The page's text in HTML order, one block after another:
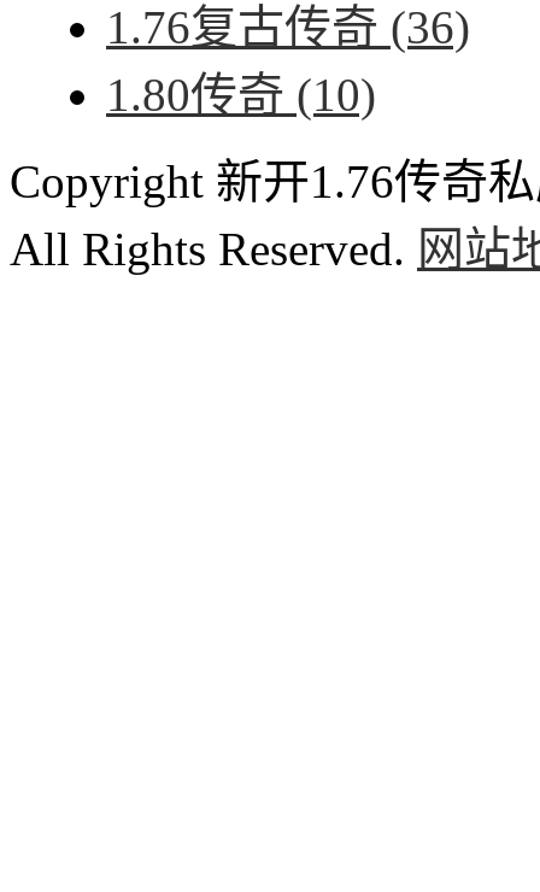
1.76复古传奇 (36)
1.80传奇 (10)
Copyright 新开1.76传奇
All Rights Reserved. 网站